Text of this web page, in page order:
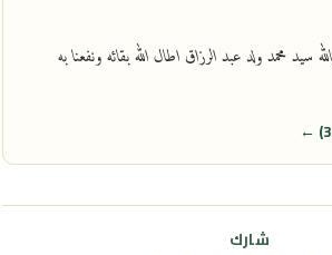
سيد محمد ولد عبد الرزاق اطال الله بقائه ونفعنا به
شارك